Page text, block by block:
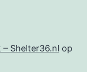
Shelter36.nl op